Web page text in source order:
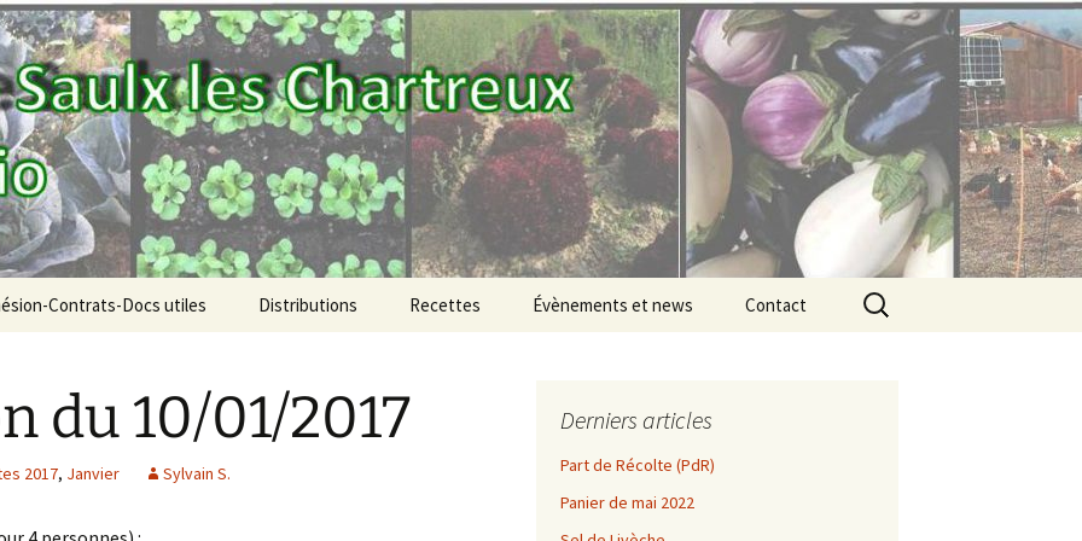
bio
Contrats-Docs utiles Distributions
Vous inscrire aux
distributions
Recettes Évènements et news
Les SaulxGood news
Contact
Rechercher :
du 10/01/2017
2017, Janvier Sylvain S.
Derniers articles
Part de Récolte (PdR)
Panier de mai 2022